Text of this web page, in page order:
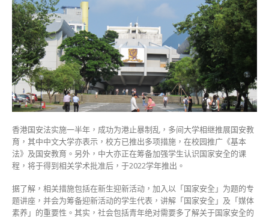
推
国
安
课
程
迎
新
活
动
亦
有
国
安
讲
中
香港国安法实施一半年，成功为港止暴制乱，多间大学相继推展国安教
育，其中中文大学亦表示，校方已推出多项措施，在校园推广《基本
法》及国安教育。另外，中大亦正在筹备加强学生认识国家安全的课
程，将于得到相关学术批准后，于2022学年推出。
据了解，相关措施包括在新生迎新活动，加入以「国家安全」为题的专
题讲座，并会为筹备迎新活动的学生代表，讲解「国家安全」及「媒体
素养」的重要性。其实，社会包括青年绝对需要多了解关于国家安全的